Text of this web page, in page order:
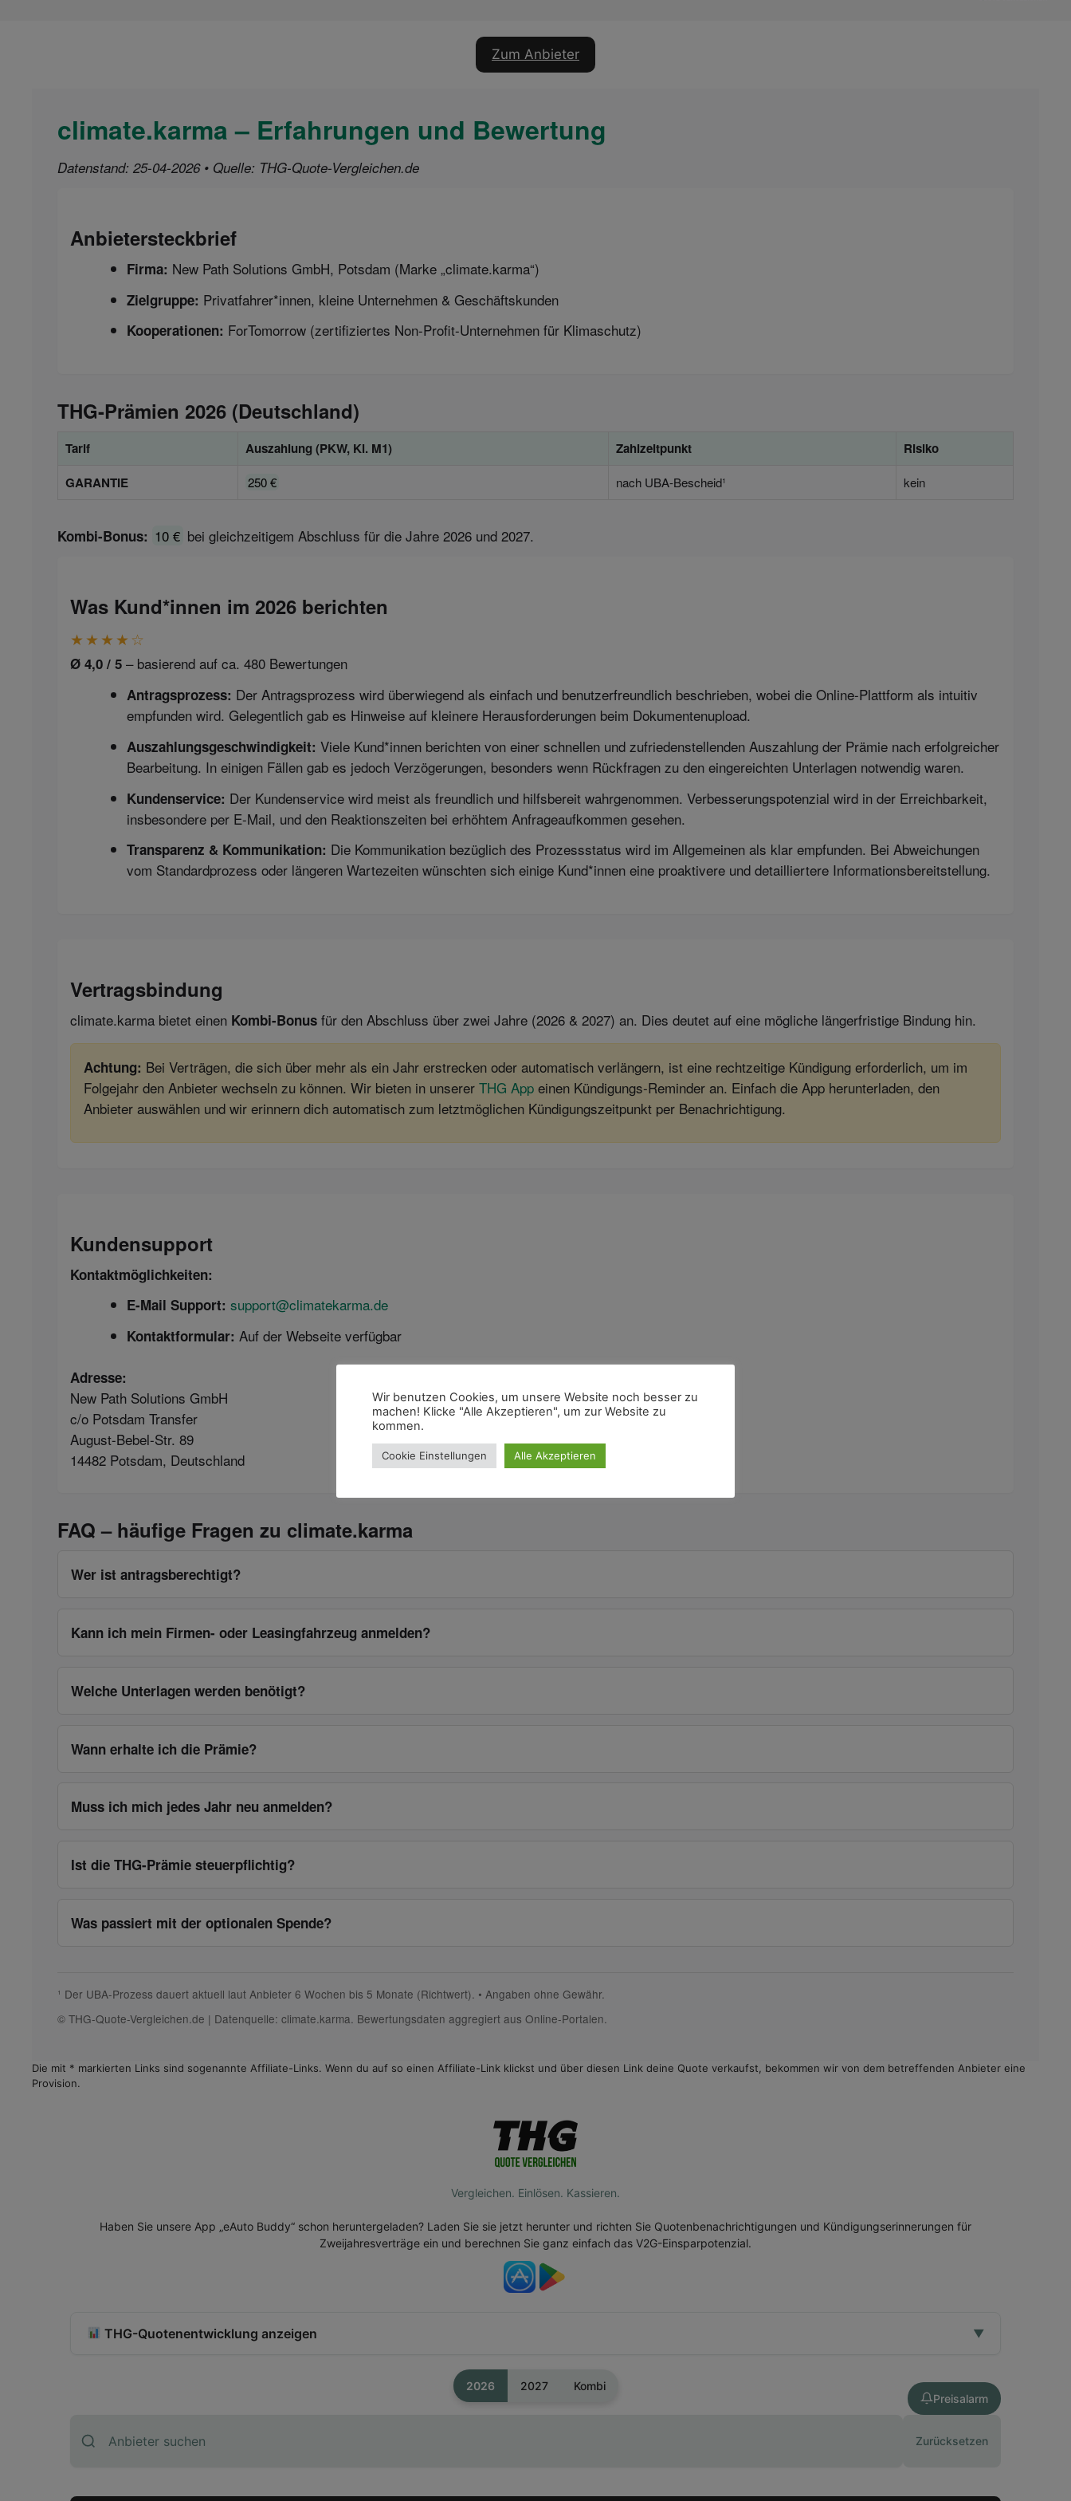
Zum Anbieter
climate.karma – Erfahrungen und Bewertung
Datenstand: 25-04-2026 • Quelle: THG-Quote-Vergleichen.de
Anbieter­steckbrief
Firma: New Path Solutions GmbH, Potsdam (Marke „climate.karma“)
Zielgruppe: Privat­fahrer*innen, kleine Unternehmen & Geschäftskunden
Kooperationen: ForTomorrow (zertifiziertes Non-Profit-Unternehmen für Klimaschutz)
THG-Prämien 2026 (Deutschland)
Tarif Auszahlung (PKW, Kl. M1) Zahl­zeit­punkt
Risiko
GARANTIE
250 € nach UBA-Bescheid¹ kein
Kombi-Bonus: 10 € bei gleichzeitigem Abschluss für die Jahre 2026 und 2027.
Was Kund*innen im 2026 berichten
★★★★☆
Ø 4,0 / 5 – basierend auf ca. 480 Bewertungen
Antragsprozess: Der Antragsprozess wird überwiegend als einfach und benutzerfreundlich beschrieben, wobei die Online-Plattform als intuitiv
empfunden wird. Gelegentlich gab es Hinweise auf kleinere Herausforderungen beim Dokumentenupload.
Auszahlungsgeschwindigkeit: Viele Kund*innen berichten von einer schnellen und zufriedenstellenden Auszahlung der Prämie nach erfolgreicher
Bearbeitung. In einigen Fällen gab es jedoch Verzögerungen, besonders wenn Rückfragen zu den eingereichten Unterlagen notwendig waren.
Kundenservice: Der Kundenservice wird meist als freundlich und hilfsbereit wahrgenommen. Verbesserungspotenzial wird in der Erreichbarkeit,
insbesondere per E-Mail, und den Reaktionszeiten bei erhöhtem Anfrageaufkommen gesehen.
Transparenz & Kommunikation: Die Kommunikation bezüglich des Prozessstatus wird im Allgemeinen als klar empfunden. Bei Abweichungen
vom Standardprozess oder längeren Wartezeiten wünschten sich einige Kund*innen eine proaktivere und detailliertere Informationsbereitstellung.
Vertragsbindung
climate.karma bietet einen Kombi-Bonus für den Abschluss über zwei Jahre (2026 & 2027) an. Dies deutet auf eine mögliche längerfristige Bindung hin.
Achtung: Bei Verträgen, die sich über mehr als ein Jahr erstrecken oder automatisch verlängern, ist eine rechtzeitige Kündigung erforderlich, um im
Folgejahr den Anbieter wechseln zu können. Wir bieten in unserer THG App einen Kündigungs-Reminder an. Einfach die App herunterladen, den
Anbieter auswählen und wir erinnern dich automatisch zum letztmöglichen Kündigungszeitpunkt per Benachrichtigung.
Kundensupport
Kontaktmöglichkeiten:
E-Mail Support: support@climatekarma.de
Kontaktformular: Auf der Webseite verfügbar
Adresse:
New Path Solutions GmbH
c/o Potsdam Transfer
August-Bebel-Str. 89
14482 Potsdam, Deutschland
FAQ – häufige Fragen zu climate.karma
Wer ist antrags­berechtigt?
Kann ich mein Firmen- oder Leasingfahrzeug anmelden?
Welche Unterlagen werden benötigt?
Wann erhalte ich die Prämie?
Muss ich mich jedes Jahr neu anmelden?
Ist die THG-Prämie steuerpflichtig?
Was passiert mit der optionalen Spende?
¹ Der UBA-Prozess dauert aktuell laut Anbieter 6 Wochen bis 5 Monate (Richtwert). • Angaben ohne Gewähr.
© THG-Quote-Vergleichen.de | Datenquelle: climate.karma. Bewertungs­daten aggregiert aus Online-Portalen.
Die mit * markierten Links sind sogenannte Affiliate-Links. Wenn du auf so einen Affiliate-Link klickst und über diesen Link deine Quote verkaufst, bekommen wir von dem betreffenden Anbieter eine
Provision.
Vergleichen. Einlösen. Kassieren.
Haben Sie unsere App „eAuto Buddy“ schon heruntergeladen? Laden Sie sie jetzt herunter und richten Sie Quotenbenachrichtigungen und Kündigungserinnerungen für
Zweijahresverträge ein und berechnen Sie ganz einfach das V2G-Einsparpotenzial.
THG-Quotenentwicklung anzeigen ▼
2026 2027
Kombi
Preisalarm
Zurücksetzen
Wir benutzen Cookies, um unsere Website noch besser zu
machen! Klicke "Alle Akzeptieren", um zur Website zu
kommen.
Cookie Einstellungen Alle Akzeptieren